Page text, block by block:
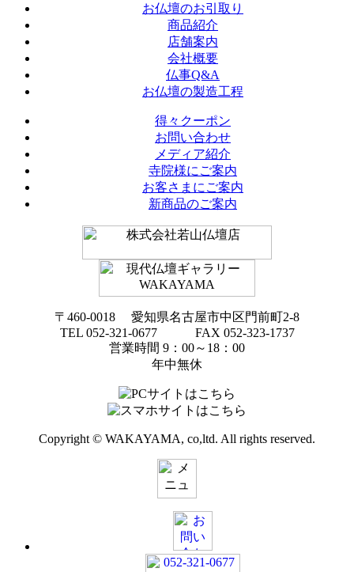
お仏壇のお引取り
商品紹介
店舗案内
会社概要
仏事Q&A
お仏壇の製造工程
得々クーポン
お問い合わせ
メディア紹介
寺院様にご案内
お客さまにご案内
新商品のご案内
〒460-0018 愛知県名古屋市中区門前町2-8
TEL 052-321-0677 FAX 052-323-1737
営業時間 9：00～18：00
年中無休
Copyright © WAKAYAMA, co,ltd. All rights reserved.